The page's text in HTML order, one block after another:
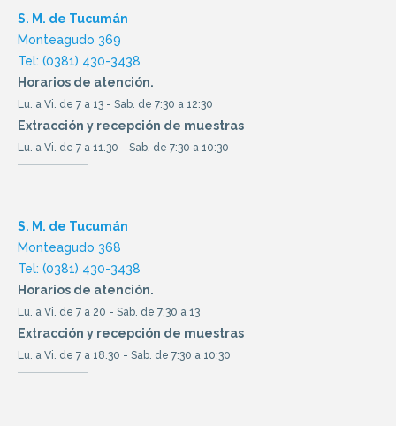
S. M. de Tucumán
Monteagudo 369
Tel: (0381) 430-3438
Horarios de atención.
Lu. a Vi. de 7 a 13 - Sab. de 7:30 a 12:30
Extracción y recepción de muestras
Lu. a Vi. de 7 a 11.30 - Sab. de 7:30 a 10:30
S. M. de Tucumán
Monteagudo 368
Tel: (0381) 430-3438
Horarios de atención.
Lu. a Vi. de 7 a 20 - Sab. de 7:30 a 13
Extracción y recepción de muestras
Lu. a Vi. de 7 a 18.30 - Sab. de 7:30 a 10:30